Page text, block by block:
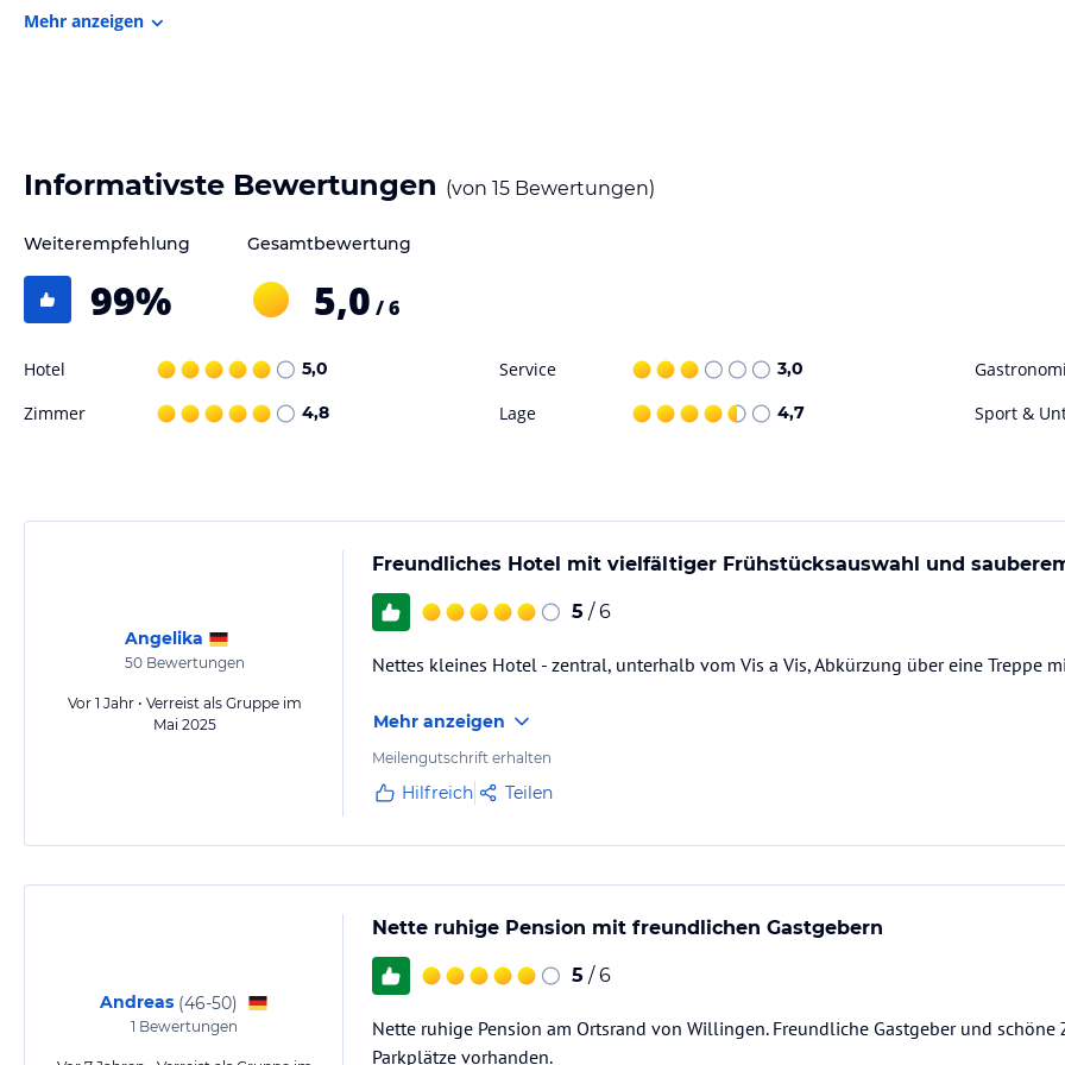
Zu den weiteren Annehmlichkeiten des Hauses gehört ein Tourenschalter. Auf dem Gelände der Unterkunft und in der
Jeden Morgen wird Ihnen ein reichhaltiges Frühstücksbuffet serviert. Im hauseigenen Café genießen Sie Waffeln,
Ihr Fahrzeug stellen Sie kostenfrei am Haus ab.
Hinweis:
Allgemeine und unverbindliche Hoteliers-/Veranstalter-/Kataloginformationen. Alle Angaben ohne
Gewähr und ohne Prüfung durch HolidayCheck. Bitte lies vor der Buchung die verbindlichen Angebotsdetails
jeweiligen Veranstalters.
Mehr anzeigen
Informativste Bewertungen (von 15 Bewertungen)
Weiterempfehlung
99%
Gesamtbewertung
5,0 / 6
Hotel 5,0 Service 3,0
Zimmer 4,8 Lage 4,7 Sport &
Angelika
50Bewertungen
Vor 1 Jahr • Verreist als Gruppe im
Mai 2025
Freundliches Hotel mit vielfältiger Frühstücksauswahl und
5 / 6
Nettes kleines Hotel - zentral, unterhalb vom Vis a Vis, Abkürzung über eine Treppe
Mehr anzeigen
Meilengutschrift erhalten
Hilfreich Teilen
Andreas (46-50)
1 Bewertungen
Nette ruhige Pension mit freundlichen Gastgebern
5 / 6
Nette ruhige Pension am Ortsrand von Willingen. Freundliche Gastgeber und schöne
Parkplätze vorhanden.